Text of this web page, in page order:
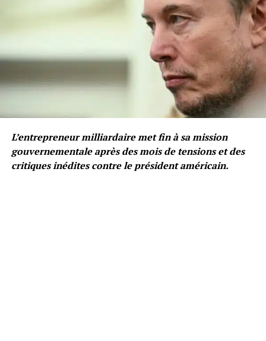
L’entrepreneur milliardaire met fin à sa mission
gouvernementale après des mois de tensions et des
critiques inédites contre le président américain.